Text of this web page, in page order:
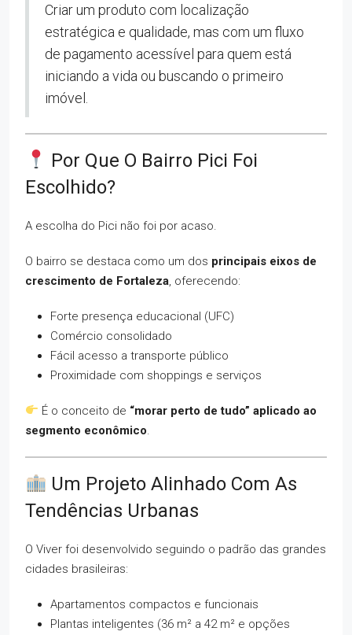
Criar um produto com localização
estratégica e qualidade, mas com um fluxo
de pagamento acessível para quem está
iniciando a vida ou buscando o primeiro
imóvel.
Por Que O Bairro Pici Foi
Escolhido?
A escolha do Pici não foi por acaso.
O bairro se destaca como um dos principais eixos de
crescimento de Fortaleza, oferecendo:
Forte presença educacional (UFC)
Comércio consolidado
Fácil acesso a transporte público
Proximidade com shoppings e serviços
É o conceito de “morar perto de tudo” aplicado ao
segmento econômico.
Um Projeto Alinhado Com As
Tendências Urbanas
O Viver foi desenvolvido seguindo o padrão das grandes
cidades brasileiras:
Apartamentos compactos e funcionais
Plantas inteligentes (36 m² a 42 m² e opções